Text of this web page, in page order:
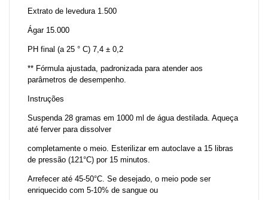
Extrato de levedura 1.500
Ágar 15.000
PH final (a 25 ° C) 7,4 ± 0,2
** Fórmula ajustada, padronizada para atender aos
parâmetros de desempenho.
Instruções
Suspenda 28 gramas em 1000 ml de água destilada. Aqueça
até ferver para dissolver
completamente o meio. Esterilizar em autoclave a 15 libras
de pressão (121°C) por 15 minutos.
Arrefecer até 45-50°C. Se desejado, o meio pode ser
enriquecido com 5-10% de sangue ou